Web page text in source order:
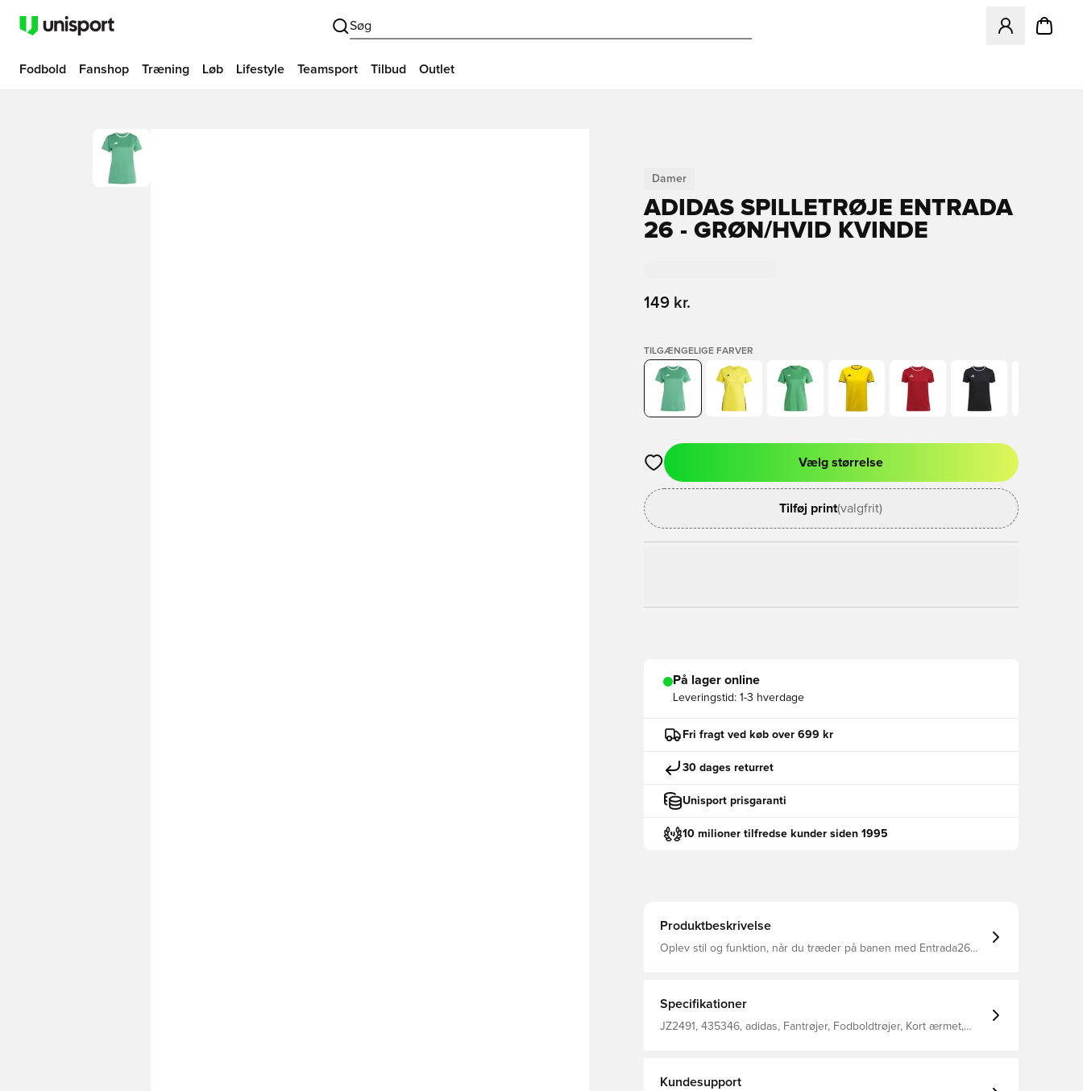
Søg
Åbner en
Fodbold Fanshop Træning Løb Lifestyle Teamsport Tilbud Outlet
Damer
ADIDAS SPILLETRØJE ENTRADA
26 - GRØN/HVID KVINDE
149 kr.
TILGÆNGELIGE FARVER
Åbner en Modal til at logge ind eller tilmelde dig som medlem
Vælg størrelse
Tilføj print(valgfrit)
På lager online
Leveringstid: 1-3 hverdage
Fri fragt ved køb over 699 kr
30 dages returret
Unisport prisgaranti
10 milioner tilfredse kunder siden 1995
Produktbeskrivelse
Oplev stil og funktion, når du træder på banen med Entrada26
Specifikationer
JZ2491, 435346, adidas, Fantrøjer, Fodboldtrøjer, Kort ærmet,
Kundesupport